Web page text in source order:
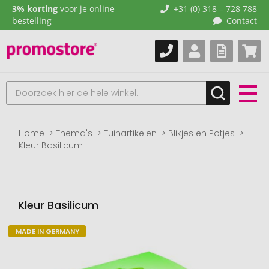
3% korting voor je online
bestelling
+31 (0) 318 – 728 788
Contact
Home Thema's Tuinartikelen
Blikjes en Potjes
Kleur Basilicum
Kleur Basilicum
Naar
MADE IN GERMANY